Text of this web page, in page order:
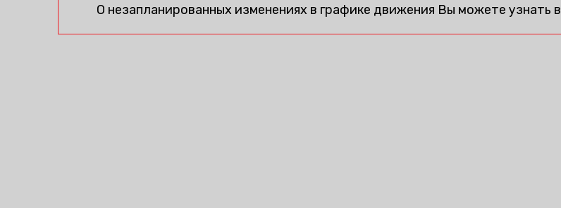
О незапланированных изменениях в графике движения Вы можете узнать в